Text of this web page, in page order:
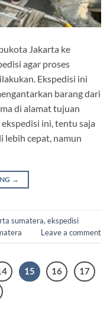
Jakarta ke
agar proses
Ekspedisi ini
barang dari
di alamat tujuan
ini, tentu saja
lebih cepat, namun
→
sumatera, ekspedisi
Leave a comment
15 16
17